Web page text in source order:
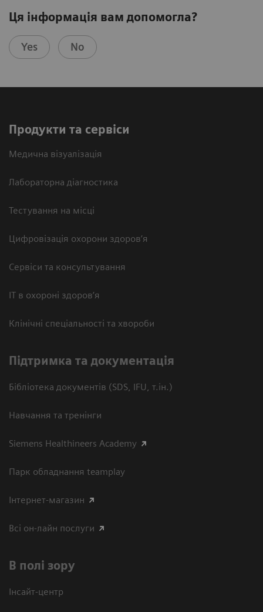
Ця інформація вам допомогла?
Yes No
Продукти та сервіси
Медична візуалізація
Лабораторна діагностика
Тестування на місці
Цифровізація охорони здоров’я
Сервіси та консультування
ІТ в охороні здоров’я
Клінічні спеціальності та хвороби
Підтримка та документація
Бібліотека документів (SDS, IFU, т.ін.)
Навчання та тренінги
Siemens Healthineers Academy
Парк обладнання teamplay
Інтернет-магазин
Всі он-лайн послуги
В полі зору
Інсайт-центр